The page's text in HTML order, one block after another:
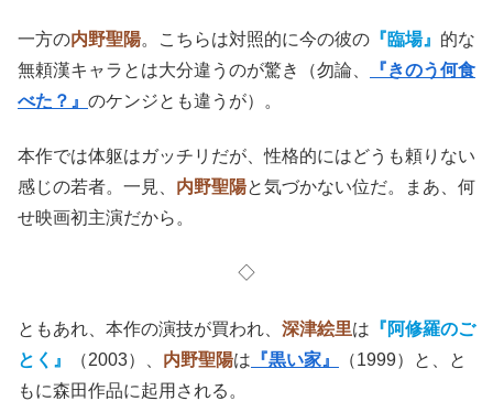
一方の内野聖陽。こちらは対照的に今の彼の 『臨場』 的な
無頼漢キャラとは大分違うのが驚き（勿論、
『きのう何食
べた？』 のケンジとも違うが）。
本作では体躯はガッチリだが、性格的にはどうも頼りない
感じの若者。一見、 内野聖陽と気づかない位だ。まあ、何
せ映画初主演だから。
◇
ともあれ、本作の演技が買われ、 深津絵里は 『阿修羅のご
とく』
（2003）、 内野聖陽は 『黒い家』
（1999）と、と
もに森田作品に起用される。